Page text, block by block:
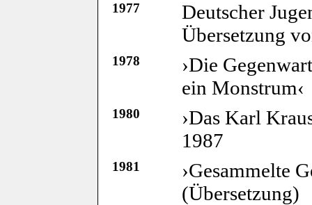
1977
Deutscher
Übersetzung
1978
›Die
ein Monstrum‹
1980
›Das Karl
1987
1981
›Gesammelte
(Übersetzung)